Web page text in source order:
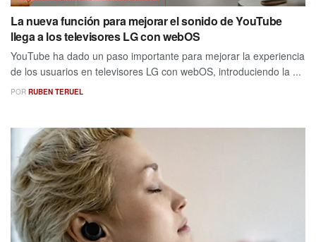
La nueva función para mejorar el sonido de YouTube
llega a los televisores LG con webOS
YouTube ha dado un paso importante para mejorar la experiencia
de los usuarios en televisores LG con webOS, introduciendo la ...
POR RUBEN TERUEL